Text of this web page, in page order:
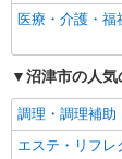
医療・介護・福
沼津市の人
調理・調理補助
エステ・リフレ